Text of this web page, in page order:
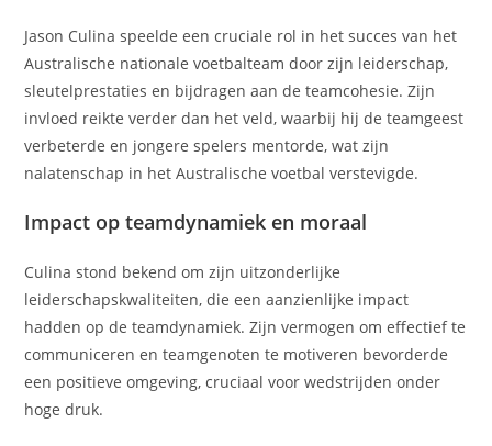
Jason Culina speelde een cruciale rol in het succes van het
Australische nationale voetbalteam door zijn leiderschap,
sleutelprestaties en bijdragen aan de teamcohesie. Zijn
invloed reikte verder dan het veld, waarbij hij de teamgeest
verbeterde en jongere spelers mentorde, wat zijn
nalatenschap in het Australische voetbal verstevigde.
Impact op teamdynamiek en moraal
Culina stond bekend om zijn uitzonderlijke
leiderschapskwaliteiten, die een aanzienlijke impact
hadden op de teamdynamiek. Zijn vermogen om effectief te
communiceren en teamgenoten te motiveren bevorderde
een positieve omgeving, cruciaal voor wedstrijden onder
hoge druk.